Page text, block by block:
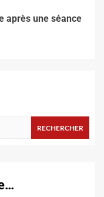
après une séance
RECHERCHER